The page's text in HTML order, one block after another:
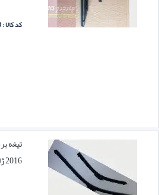
کد کالا : 0948
2016 ژله ای چپ و راست